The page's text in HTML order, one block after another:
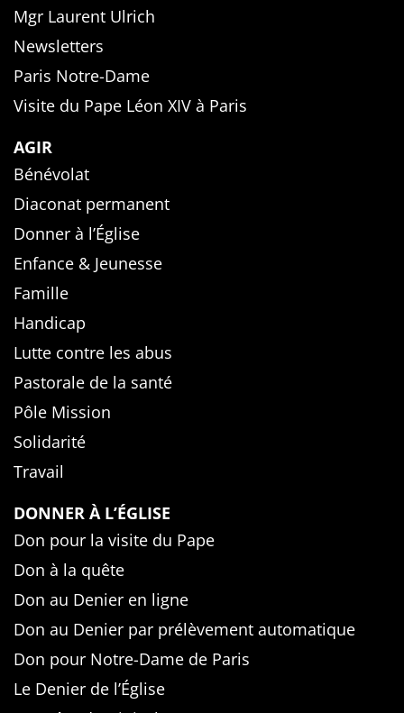
Mgr Laurent Ulrich
Newsletters
Paris Notre-Dame
Visite du Pape Léon XIV à Paris
AGIR
Bénévolat
Diaconat permanent
Donner à l’Église
Enfance & Jeunesse
Famille
Handicap
Lutte contre les abus
Pastorale de la santé
Pôle Mission
Solidarité
Travail
DONNER À L’ÉGLISE
Don pour la visite du Pape
Don à la quête
Don au Denier en ligne
Don au Denier par prélèvement automatique
Don pour Notre-Dame de Paris
Le Denier de l’Église